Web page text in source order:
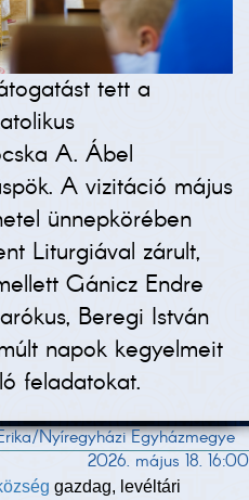
tett a
A. Ábel
A vizitáció május
ünnepkörében
Liturgiával zárult,
Gánicz Endre
Beregi István
napok kegyelmeit
feladatokat.
Nyíregyházi Egyházmegye
2026. május 18. 16:00
gazdag, levéltári